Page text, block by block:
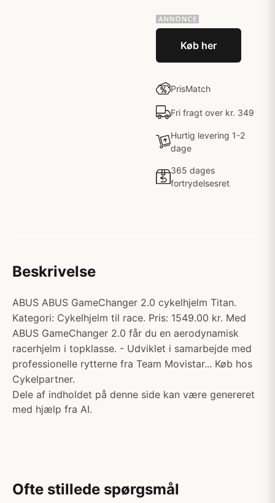
Køb her
PrisMatch
Fri fragt over kr. 349
Hurtig levering 1-2
dage
365 dages
fortrydelsesret
Beskrivelse
ABUS ABUS GameChanger 2.0 cykelhjelm Titan.
Kategori: Cykelhjelm til race. Pris: 1549.00 kr. Med
ABUS GameChanger 2.0 får du en aerodynamisk
racerhjelm i topklasse. - Udviklet i samarbejde med
professionelle rytterne fra Team Movistar... Køb hos
Cykelpartner.
Dele af indholdet på denne side kan være genereret
med hjælp fra AI.
Ofte stillede spørgsmål